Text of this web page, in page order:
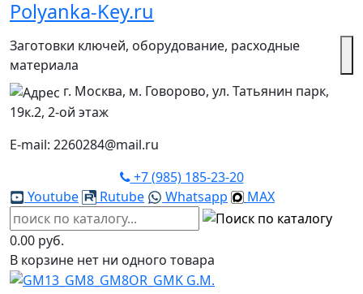
Polyanka-Key.ru
Заготовки ключей, оборудование, расходные
материала
г. Москва, м. Говорово, ул. Татьянин парк,
19к.2, 2-ой этаж
E-mail: 2260284@mail.ru
+7 (985) 185-23-20
Youtube
Rutube Whatsapp MAX
0.00 руб.
В корзине нет ни одного товара